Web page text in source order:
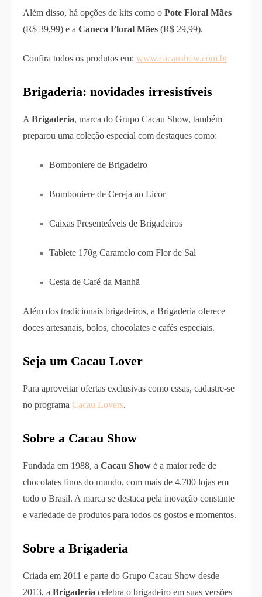
Além disso, há opções de kits como o Pote Floral Mães
(R$ 39,99) e a Caneca Floral Mães(R$ 29,99).
Confira todos os produtos em: www.cacaushow.com.br
Brigaderia: novidades irresistíveis
A Brigaderia, marca do Grupo Cacau Show, também
preparou uma coleção especial com destaques como:
Bomboniere de Brigadeiro
Bomboniere de Cereja ao Licor
Caixas Presenteáveis de Brigadeiros
Tablete 170g Caramelo com Flor de Sal
Cesta de Café da Manhã
Além dos tradicionais brigadeiros, a Brigaderia oferece
doces artesanais, bolos, chocolates e cafés especiais.
Seja um Cacau Lover
Para aproveitar ofertas exclusivas como essas, cadastre-se
no programa Cacau Lovers.
Sobre a Cacau Show
Fundada em 1988, a Cacau Showé a maior rede de
chocolates finos do mundo, com mais de 4.700 lojas em
todo o Brasil. A marca se destaca pela inovação constante
e variedade de produtos para todos os gostos e momentos.
Sobre a Brigaderia
Criada em 2011 e parte do Grupo Cacau Show desde
2013, a Brigaderia celebra o brigadeiro em suas versões